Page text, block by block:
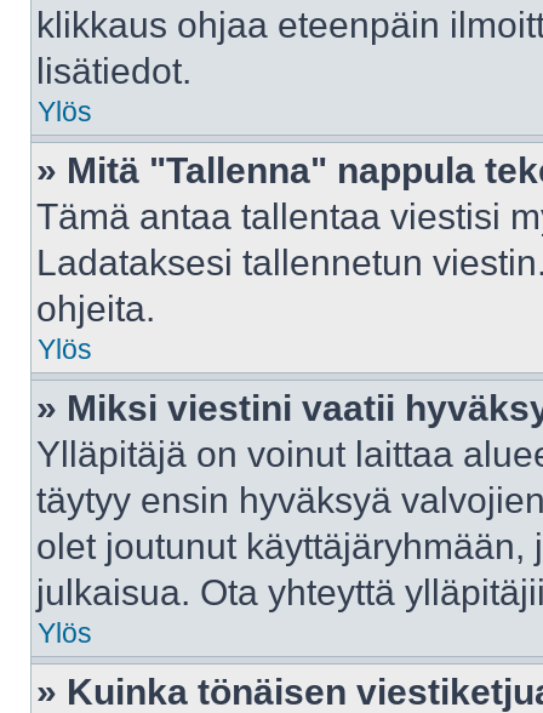
klikkaus ohjaa eteenpäin
lisätiedot.
Ylös
» Mitä "Tallenna" nappula
Tämä antaa tallentaa viestisi
Ladataksesi tallennetun
ohjeita.
Ylös
» Miksi viestini vaatii
Ylläpitäjä on voinut laittaa
täytyy ensin hyväksyä
olet joutunut
julkaisua. Ota yhteyttä
Ylös
» Kuinka tönäisen